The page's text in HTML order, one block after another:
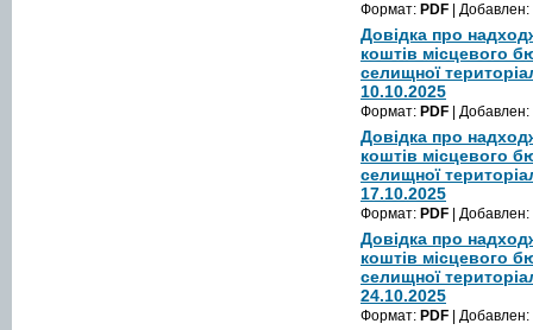
Формат: PDF | Добавлен:
Довідка про
коштів місцевого
селищної
10.10.2025
Формат: PDF | Добавлен:
Довідка про
коштів місцевого
селищної
17.10.2025
Формат: PDF | Добавлен:
Довідка про
коштів місцевого
селищної
24.10.2025
Формат: PDF | Добавлен: